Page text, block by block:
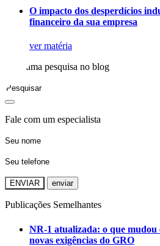
O impacto dos desperdícios
financeiro da sua empresa
ver matéria
Faça uma pesquisa no blog
Fale com um especialista
ENVIAR
Publicações Semelhantes
NR-1 atualizada: o que mudou
novas exigências do GRO